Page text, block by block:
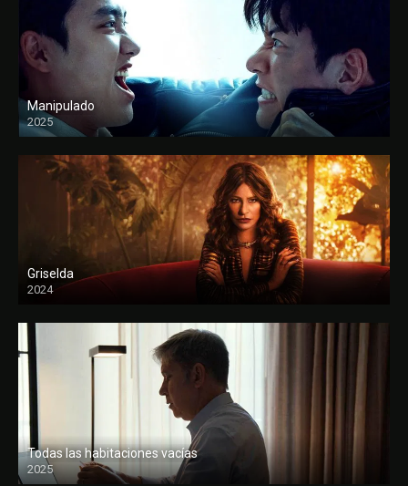
Manipulado
2025
Griselda
2024
Todas las habitaciones vacías
2025
FULL HD